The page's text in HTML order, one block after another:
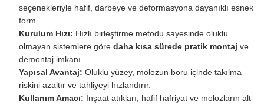
seçenekleriyle hafif, darbeye ve deformasyona dayanıklı esnek
form.
Kurulum Hızı: Hızlı birleştirme metodu sayesinde oluklu
olmayan sistemlere göre daha kısa sürede pratik montaj ve
demontaj imkanı.
Yapısal Avantaj: Oluklu yüzey, molozun boru içinde takılma
riskini azaltır ve tahliyeyi hızlandırır.
Kullanım Amacı: İnşaat atıkları, hafif hafriyat ve molozların alt